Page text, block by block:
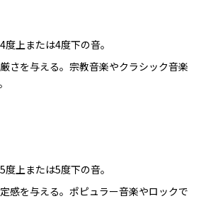
度上または4度下の音。
さを与える。宗教音楽やクラシック音楽
度上または5度下の音。
感を与える。ポピュラー音楽やロックで